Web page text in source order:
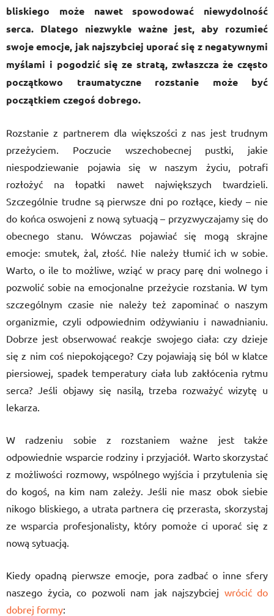
bliskiego może nawet spowodować niewydolność
serca. Dlatego niezwykle ważne jest, aby rozumieć
swoje emocje, jak najszybciej uporać się z negatywnymi
myślami i pogodzić się ze stratą, zwłaszcza że często
początkowo traumatyczne rozstanie może być
początkiem czegoś dobrego.
Rozstanie z partnerem dla większości z nas jest trudnym
przeżyciem. Poczucie wszechobecnej pustki, jakie
niespodziewanie pojawia się w naszym życiu, potrafi
rozłożyć na łopatki nawet największych twardzieli.
Szczególnie trudne są pierwsze dni po rozłące, kiedy – nie
do końca oswojeni z nową sytuacją – przyzwyczajamy się do
obecnego stanu. Wówczas pojawiać się mogą skrajne
emocje: smutek, żal, złość. Nie należy tłumić ich w sobie.
Warto, o ile to możliwe, wziąć w pracy parę dni wolnego i
pozwolić sobie na emocjonalne przeżycie rozstania. W tym
szczególnym czasie nie należy też zapominać o naszym
organizmie, czyli odpowiednim odżywianiu i nawadnianiu.
Dobrze jest obserwować reakcje swojego ciała: czy dzieje
się z nim coś niepokojącego? Czy pojawiają się ból w klatce
piersiowej, spadek temperatury ciała lub zakłócenia rytmu
serca? Jeśli objawy się nasilą, trzeba rozważyć wizytę u
lekarza.
W radzeniu sobie z rozstaniem ważne jest także
odpowiednie wsparcie rodziny i przyjaciół. Warto skorzystać
z możliwości rozmowy, wspólnego wyjścia i przytulenia się
do kogoś, na kim nam zależy. Jeśli nie masz obok siebie
nikogo bliskiego, a utrata partnera cię przerasta, skorzystaj
ze wsparcia profesjonalisty, który pomoże ci uporać się z
nową sytuacją.
Kiedy opadną pierwsze emocje, pora zadbać o inne sfery
naszego życia, co pozwoli nam jak najszybciej wrócić do
dobrej formy: